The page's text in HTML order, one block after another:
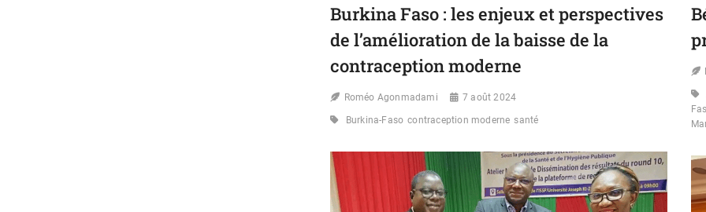
ENTREPRENEUR
ENGAGÉ
POUR
UN
BURKINA
ÉCORESPONSABLE
Burkina Faso : les enjeux et perspectives
de l’amélioration de la baisse de la
contraception moderne
Roméo Agonmadami 7 août 2024
Burkina-Faso contraception moderne santé